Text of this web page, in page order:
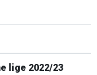
lige 2022/23